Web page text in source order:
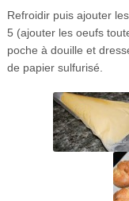
Refroidir puis ajouter
5 (ajouter les oeufs
poche à douille et
de papier sulfurisé.